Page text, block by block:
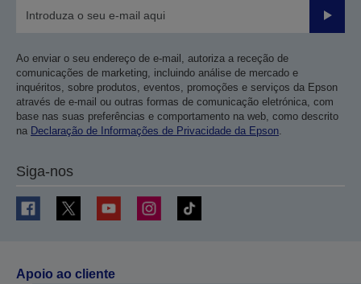
Enviar
Ao enviar o seu endereço de e-mail, autoriza a receção de
comunicações de marketing, incluindo análise de mercado e
inquéritos, sobre produtos, eventos, promoções e serviços da Epson
através de e-mail ou outras formas de comunicação eletrónica, com
base nas suas preferências e comportamento na web, como descrito
na Declaração de Informações de Privacidade da Epson.
Siga-nos
Apoio ao cliente